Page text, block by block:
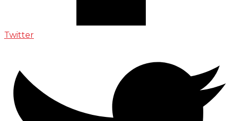
Twitter